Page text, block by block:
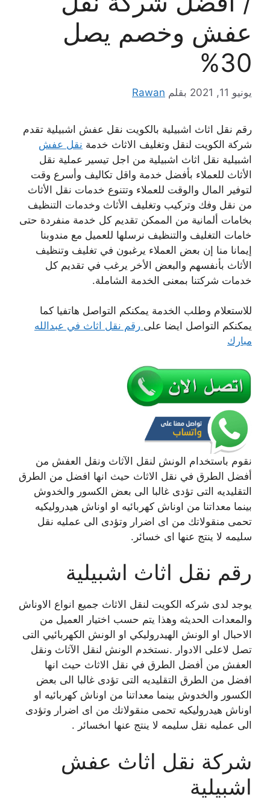
عفش وخصم يصل
30%
يونيو 11, 2021 بقلم Rawan
رقم نقل اثاث اشبيلية بالكويت نقل عفش اشبيلية تقدم
شركة الكويت لنقل وتغليف الاثاث خدمة نقل عفش
اشبيلية نقل اثاث اشبيلية من اجل تيسير عملية نقل
الأثاث للعملاء بأفضل خدمة واقل تكاليف وأسرع وقت
لتوفير المال والوقت للعملاء وتتنوع خدمات نقل الأثاث
من نقل وفك وتركيب وتغليف الأثاث وخدمات التنظيف
بخامات ألمانية من الممكن تقديم كل خدمة منفردة حتى
خامات التغليف والتنظيف نرسلها للعميل مع مندوبنا
إيمانا منا إن بعض العملاء يرغبون في تغليف وتنظيف
الأثاث بأنفسهم والبعض الأخر يرغب في تقديم كل
خدمات شركتنا بمعنى الخدمة الشاملة.
للاستعلام وطلب الخدمة يمكنكم التواصل هاتفيا كما
يمكنكم التواصل ايضا على رقم نقل اثاث في عبدالله
مبارك
نقوم باستخدام الونش لنقل الآثاث ونقل العفش من
أفضل الطرق في نقل الاثاث حيث انها افضل من الطرق
التقليديه التى تؤدى غالبا الى بعض الكسور والخدوش
بينما معداتنا من اوناش كهربائيه او اوناش هيدروليكيه
تحمى منقولاتك من اى اضرار وتؤدى الى عمليه نقل
سليمه لا ينتج عنها اى خسائر.
رقم نقل اثاث اشبيلية
يوجد لدى شركه الكويت لنقل الاثاث جميع انواع الاوناش
والمعدات الحديثه وهذا يتم حسب اختيار العميل من
الاحبال او الونش الهيدروليكي او الونش الكهربائيي التى
تصل لاعلى الادوار .نستخدم الونش لنقل الآثاث ونقل
العفش من أفضل الطرق في نقل الاثاث حيث انها
افضل من الطرق التقليديه التى تؤدى غالبا الى بعض
الكسور والخدوش بينما معداتنا من اوناش كهربائيه او
اوناش هيدروليكيه تحمى منقولاتك من اى اضرار وتؤدى
الى عمليه نقل سليمه لا ينتج عنها اىخسائر .
شركة نقل اثاث عفش
اشبيلية